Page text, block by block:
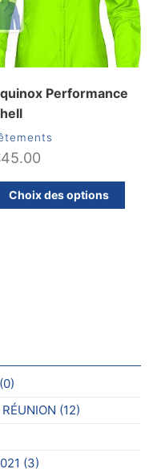
Performance
45.00
Choix des options
(0)
(12)
(3)